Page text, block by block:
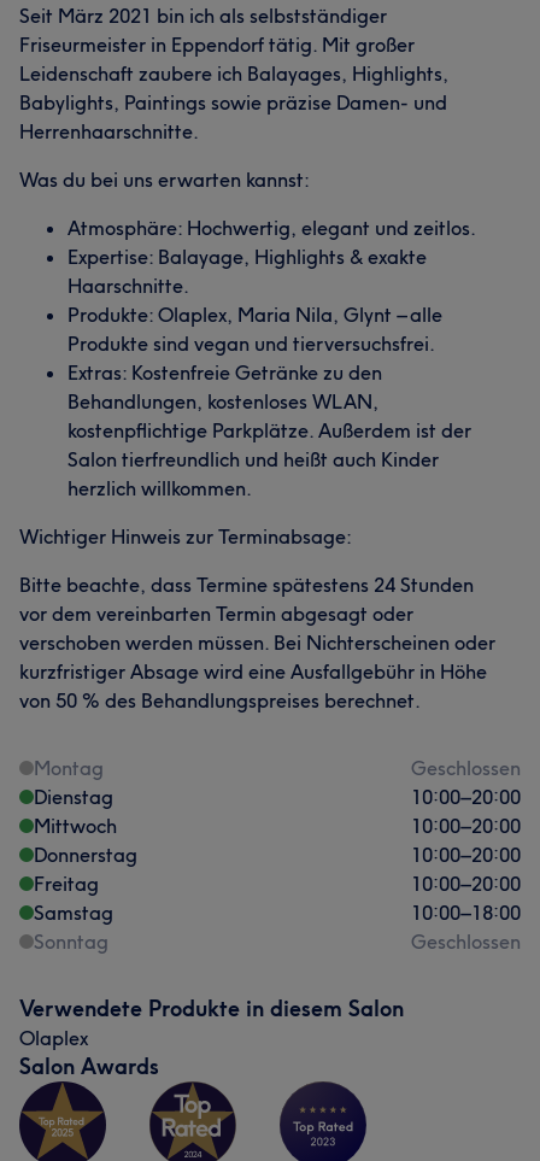
Seit März 2021 bin ich als selbstständiger
Friseurmeister in Eppendorf tätig. Mit großer
Leidenschaft zaubere ich Balayages, Highlights,
Babylights, Paintings sowie präzise Damen- und
Herrenhaarschnitte.
Was du bei uns erwarten kannst:
Atmosphäre: Hochwertig, elegant und zeitlos.
Expertise: Balayage, Highlights & exakte
Haarschnitte.
Produkte: Olaplex, Maria Nila, Glynt – alle
Produkte sind vegan und tierversuchsfrei.
Extras: Kostenfreie Getränke zu den
Behandlungen, kostenloses WLAN,
kostenpflichtige Parkplätze. Außerdem ist der
Salon tierfreundlich und heißt auch Kinder
herzlich willkommen.
Wichtiger Hinweis zur Terminabsage:
Bitte beachte, dass Termine spätestens 24 Stunden
vor dem vereinbarten Termin abgesagt oder
verschoben werden müssen. Bei Nichterscheinen oder
kurzfristiger Absage wird eine Ausfallgebühr in Höhe
von 50 % des Behandlungspreises berechnet.
Montag
Geschlossen
Dienstag
10:00–20:00
Mittwoch
10:00–20:00
Donnerstag
10:00–20:00
Freitag
10:00–20:00
Samstag
10:00–18:00
Sonntag
Geschlossen
Verwendete Produkte in diesem Salon
Olaplex
Salon Awards